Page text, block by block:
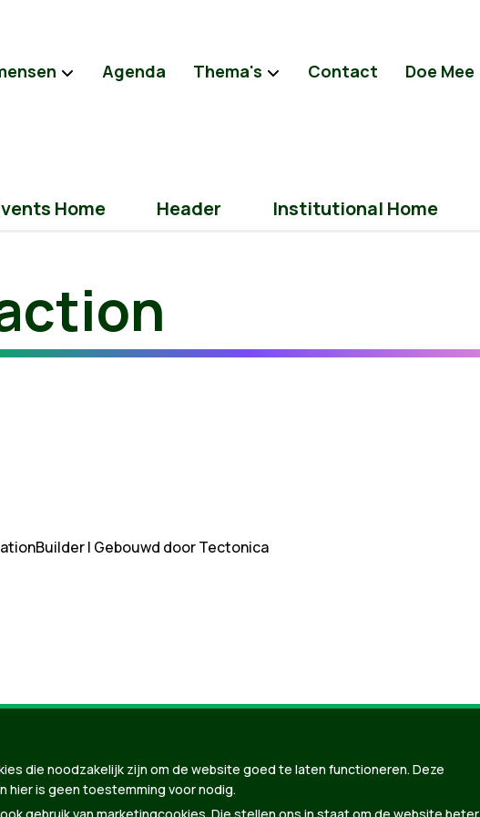
Agenda Thema's Contact Doe Mee
Home Header Institutional Home
| Gebouwd doorTectonica
die noodzakelijk zijn om de website goed te laten functioneren. Deze
hier is geen toestemming voor nodig.